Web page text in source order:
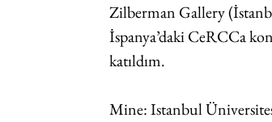
Zilberman Gallery
İspanya’daki CeRCCa
katıldım.
Mine: Istanbul